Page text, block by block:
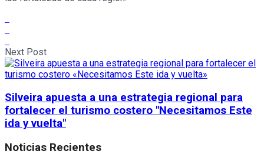
Next Post
Silveira apuesta a una estrategia regional para
fortalecer el turismo costero "Necesitamos Este
ida y vuelta"
Noticias Recientes